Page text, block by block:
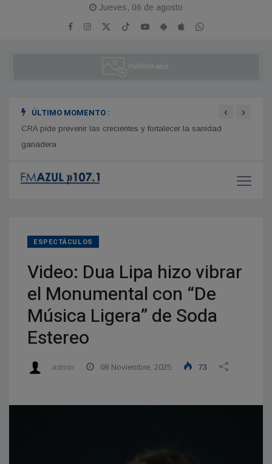
Jueves, 06 de agosto
ÚLTIMO MOMENTO :
CRA pide prevenir las crecientes y fortalecer la sanidad
ganadera
‹ ›
ESPECTÁCULOS
Video: Dua Lipa hizo vibrar
el Monumental con “De
Música Ligera” de Soda
Estereo
admin 08 Noviembre, 2025 73